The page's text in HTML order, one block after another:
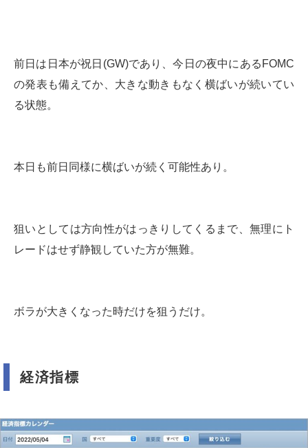
前日は日本が祝日(GW)であり、今日の夜中にあるFOMC
の発表も備えてか、大きな動きもなく横ばいが続いてい
る状態。
本日も前日同様に横ばいが続く可能性あり。
狙いとしては方向性がはっきりしてくるまで、無理にト
レードはせず静観していた方が無難。
ボラが大きくなった時だけを狙うだけ。
経済指標